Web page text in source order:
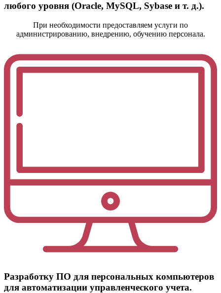
любого уровня (Oracle, MySQL, Sybase и т. д.).
При необходимости предоставляем услуги по
администрированию, внедрению, обучению персонала.
Разработку ПО для персональных компьютеров
для автоматизации управленческого учета.